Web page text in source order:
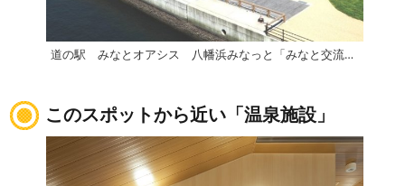
道の駅 みなとオアシス 八幡浜みなっと「みなと交流館」
このスポットから近い「温泉施設」